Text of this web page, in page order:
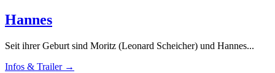
Hannes
Seit ihrer Geburt sind Moritz (Leonard Scheicher) und Hannes...
Infos & Trailer →